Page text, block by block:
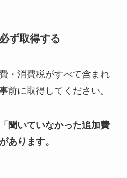
ず取得する
・消費税がすべて含まれ
前に取得してください。
聞いていなかった追加費
あります。